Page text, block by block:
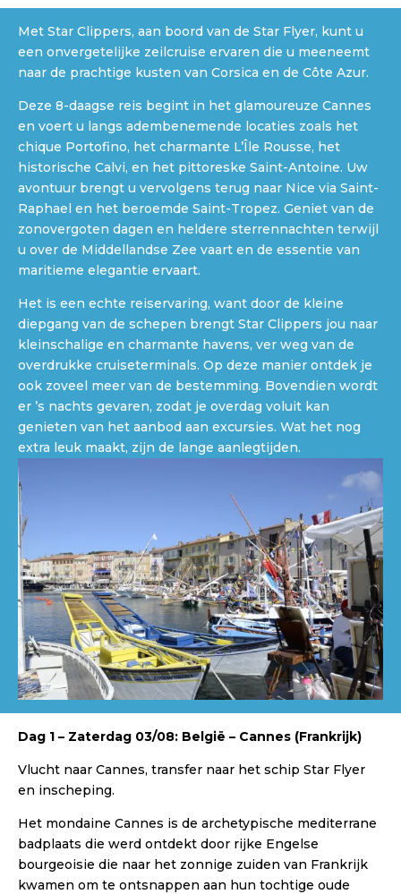
Met Star Clippers, aan boord van de Star Flyer, kunt u
een onvergetelijke zeilcruise ervaren die u meeneemt
naar de prachtige kusten van Corsica en de Côte Azur.
Deze 8-daagse reis begint in het glamoureuze Cannes
en voert u langs adembenemende locaties zoals het
chique Portofino, het charmante L’Île Rousse, het
historische Calvi, en het pittoreske Saint-Antoine. Uw
avontuur brengt u vervolgens terug naar Nice via Saint-
Raphael en het beroemde Saint-Tropez. Geniet van de
zonovergoten dagen en heldere sterrennachten terwijl
u over de Middellandse Zee vaart en de essentie van
maritieme elegantie ervaart.
Het is een echte reiservaring, want door de kleine
diepgang van de schepen brengt Star Clippers jou naar
kleinschalige en charmante havens, ver weg van de
overdrukke cruiseterminals. Op deze manier ontdek je
ook zoveel meer van de bestemming. Bovendien wordt
er ’s nachts gevaren, zodat je overdag voluit kan
genieten van het aanbod aan excursies. Wat het nog
extra leuk maakt, zijn de lange aanlegtijden.
Dag 1 – Zaterdag 03/08: België – Cannes (Frankrijk)
Vlucht naar Cannes, transfer naar het schip Star Flyer
en inscheping.
Het mondaine Cannes is de archetypische mediterrane
badplaats die werd ontdekt door rijke Engelse
bourgeoisie die naar het zonnige zuiden van Frankrijk
kwamen om te ontsnappen aan hun tochtige oude